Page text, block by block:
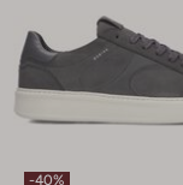
-40%